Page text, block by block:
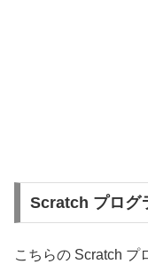
Scratch プログ
こちらの Scratch プ